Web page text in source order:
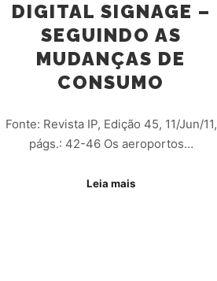
DIGITAL SIGNAGE –
SEGUINDO AS
MUDANÇAS DE
CONSUMO
Fonte: Revista IP, Edição 45, 11/Jun/11,
págs.: 42-46 Os aeroportos…
Leia mais